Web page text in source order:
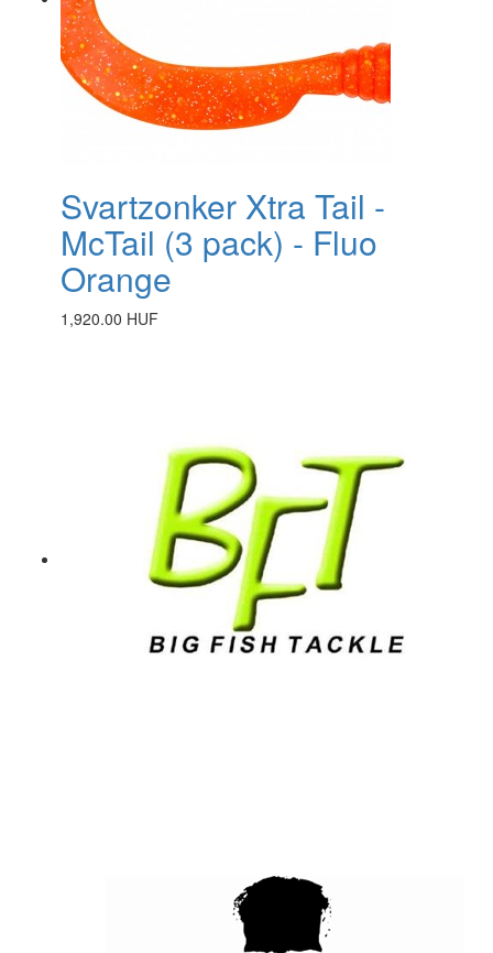
Svartzonker Xtra Tail -
McTail (3 pack) - Fluo
Orange
1,920.00 HUF